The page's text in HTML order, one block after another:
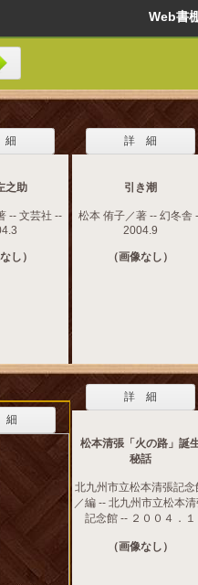
Web
之助
-- 文芸社 --
し）
詳 細
引き潮
松本 侑子／著 -- 幻冬舎
2004.9
（画像なし）
細
詳 細
松本清張「火の路」誕
秘話
北九州市立松本清張記念
／編 -- 北九州市立松本
記念館 -- ２００４．１
（画像なし）